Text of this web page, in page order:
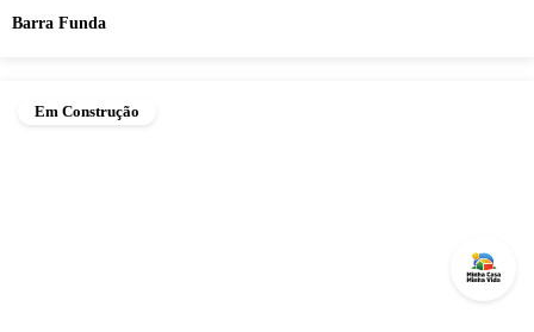
Barra Funda
Em Construção